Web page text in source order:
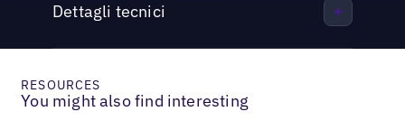
Dettagli tecnici
RESOURCES
You might also find interesting